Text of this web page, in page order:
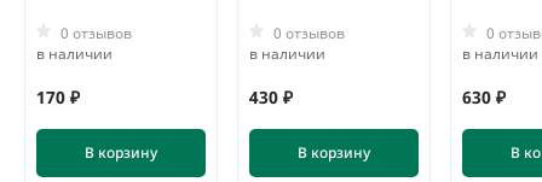
0 отзывов
в наличии
170 ₽
В корзину
0 отзывов
в наличии
430 ₽
В корзину
0
в наличии
630 ₽
В